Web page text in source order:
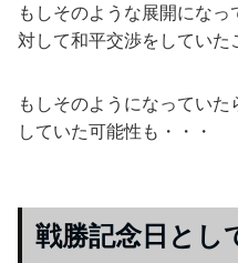
もしそのような展開にな
対して和平交渉をしていた
もしそのようになってい
していた可能性も・・・
戦勝記念日とし